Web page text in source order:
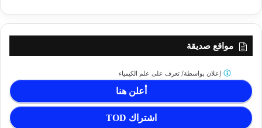
مواقع صديقة
أعلن هنا
اشتراك TOD
إعلان بواسطة/ تعرف على علم الكيمياء